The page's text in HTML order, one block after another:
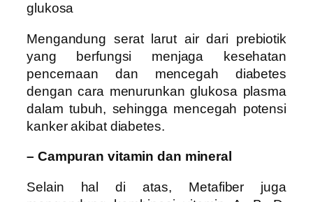
glukosa
Mengandung serat larut air dari prebiotik
yang berfungsi menjaga kesehatan
pencernaan dan mencegah diabetes
dengan cara menurunkan glukosa plasma
dalam tubuh, sehingga mencegah potensi
kanker akibat diabetes.
– Campuran vitamin dan mineral
Selain hal di atas, Metafiber juga